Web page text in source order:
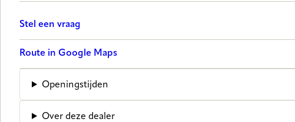
Stel een vraag
Route in Google Maps
Openingstijden
Over deze dealer